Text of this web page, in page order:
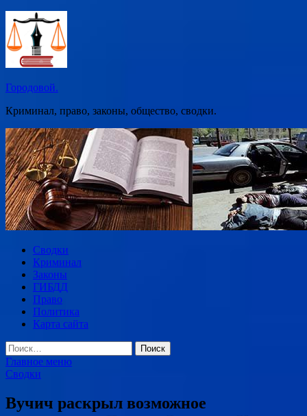
Перейти
содержимому
Городовой.
Криминал, право, законы, общество, сводки.
Сводки
Криминал
Законы
ГИБДД
Право
Политика
Карта сайта
Найти:
Главное меню
Сводки
Вучич раскрыл возможное